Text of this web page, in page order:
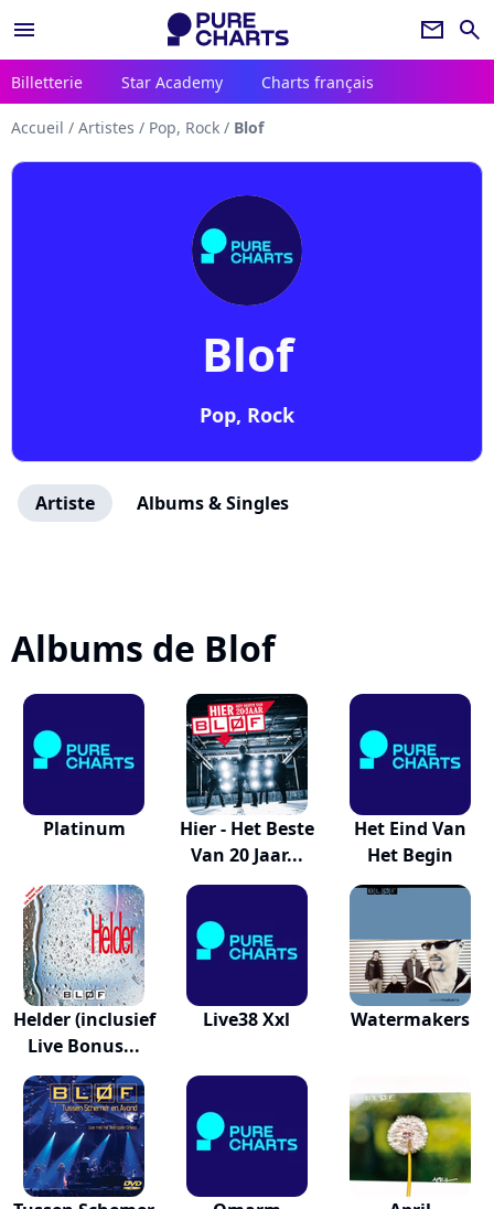
menu newsletter search
Billetterie Star Academy Charts français
Accueil / Artistes / Pop, Rock / Blof
Blof
Pop, Rock
Artiste Albums & Singles
Albums de Blof
Platinum
Hier - Het Beste
Van 20 Jaar...
Het Eind Van
Het Begin
Helder (inclusief
Live Bonus...
Live38 Xxl Watermakers